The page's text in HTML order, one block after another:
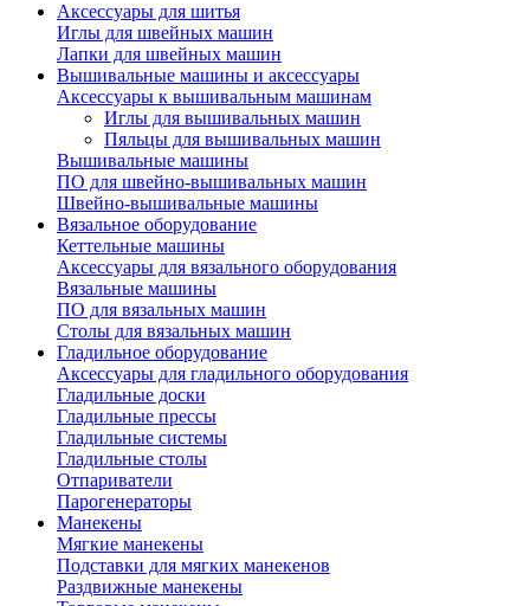
Аксессуары для шитья
Иглы для швейных машин
Лапки для швейных машин
Вышивальные машины и аксессуары
Аксессуары к вышивальным машинам
Иглы для вышивальных машин
Пяльцы для вышивальных машин
Вышивальные машины
ПО для швейно-вышивальных машин
Швейно-вышивальные машины
Вязальное оборудование
Кеттельные машины
Аксессуары для вязального оборудования
Вязальные машины
ПО для вязальных машин
Столы для вязальных машин
Гладильное оборудование
Аксессуары для гладильного оборудования
Гладильные доски
Гладильные прессы
Гладильные системы
Гладильные столы
Отпариватели
Парогенераторы
Манекены
Мягкие манекены
Подставки для мягких манекенов
Раздвижные манекены